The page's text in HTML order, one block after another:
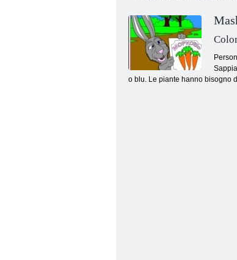
o blu. Le piante hanno bisogno